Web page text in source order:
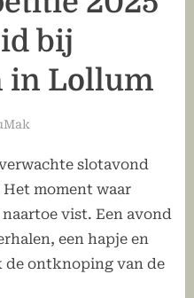
bij
in Lollum
slotavond
moment waar
vist. Een avond
een hapje en
ontknoping van de